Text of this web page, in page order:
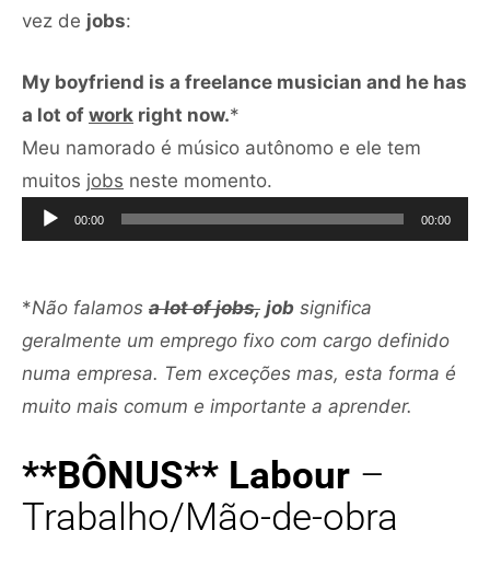
vez de jobs:
My boyfriend is a freelance musician and he has
a lot of work right now.*
Meu namorado é músico autônomo e ele tem
muitos jobs neste momento.
de
áudio
00:00 00:00
*Não falamos a lot of jobs, job significa
geralmente um emprego fixo com cargo definido
numa empresa. Tem exceções mas, esta forma é
muito mais comum e importante a aprender.
**BÔNUS** Labour –
Trabalho/Mão-de-obra